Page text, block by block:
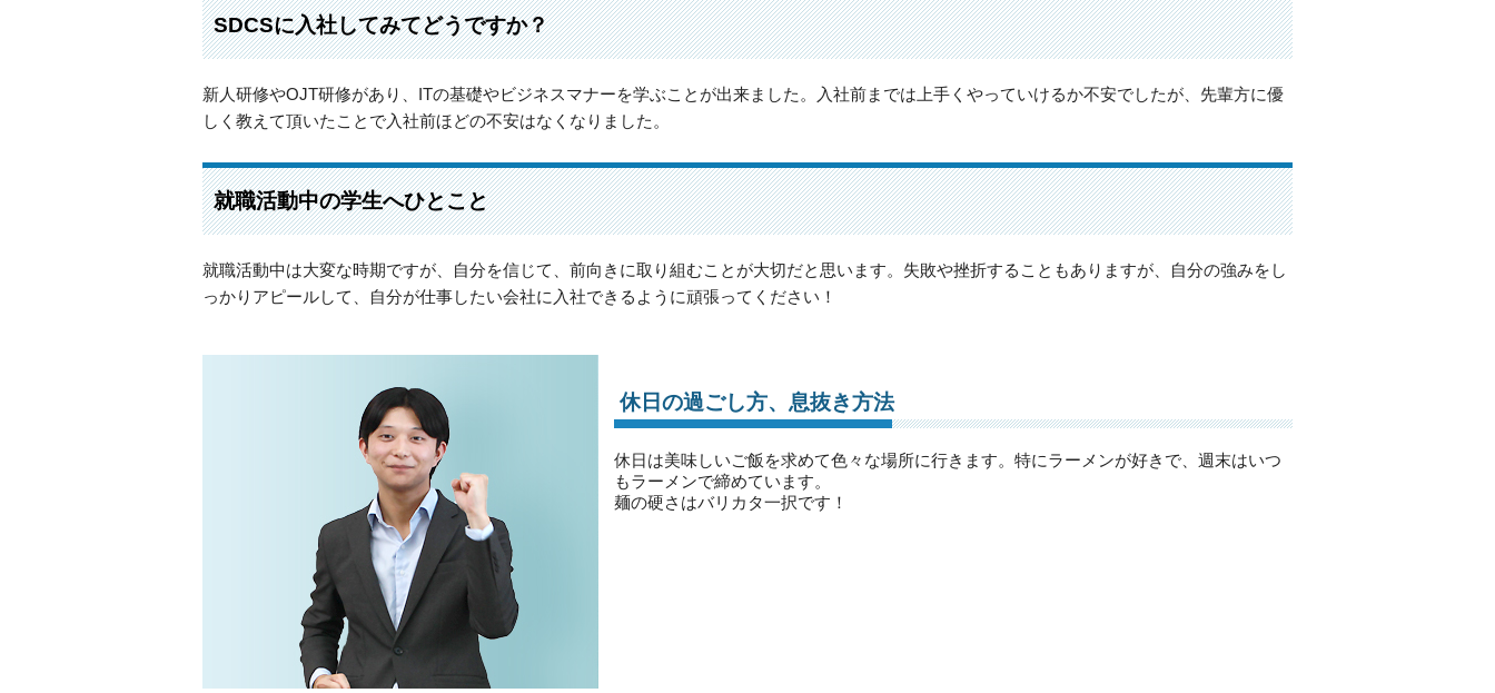
SDCSに入社してみてどうですか？
新人研修やOJT研修があり、ITの基礎やビジネスマナーを学ぶことが出来ました。入社前までは上手くやっていけるか不安でしたが、先輩方に優
しく教えて頂いたことで入社前ほどの不安はなくなりました。
就職活動中の学生へひとこと
就職活動中は大変な時期ですが、自分を信じて、前向きに取り組むことが大切だと思います。失敗や挫折することもありますが、自分の強みをし
っかりアピールして、自分が仕事したい会社に入社できるように頑張ってください！
休日の過ごし方、息抜き方法
休日は美味しいご飯を求めて色々な場所に行きます。特にラーメンが好きで、週末はいつ
もラーメンで締めています。
麺の硬さはバリカタ一択です！